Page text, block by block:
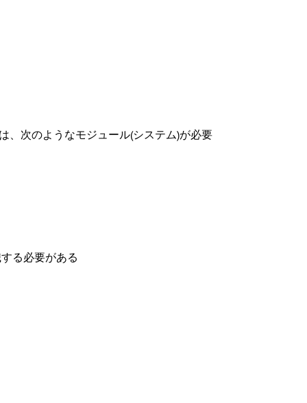
、次のようなモジュール(システム)が必要
る必要がある